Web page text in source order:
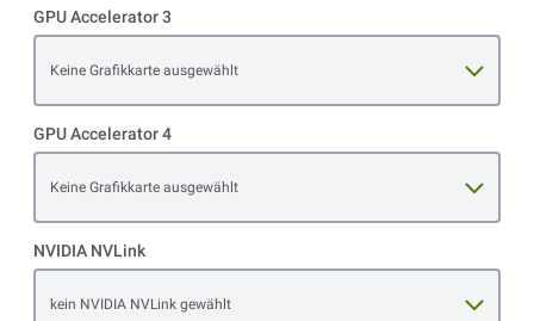
GPU Accelerator 3
Keine Grafikkarte ausgewählt
GPU Accelerator 4
Keine Grafikkarte ausgewählt
NVIDIA NVLink
kein NVIDIA NVLink gewählt